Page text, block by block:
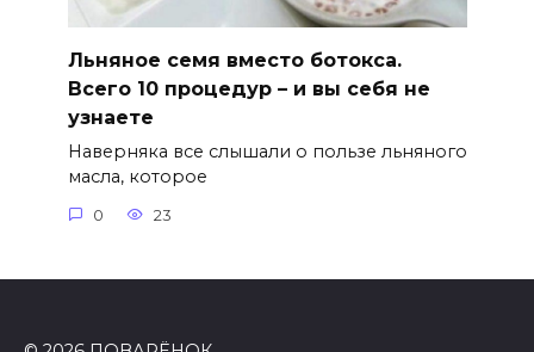
Льняное семя вместо ботокса.
Всего 10 процедур – и вы себя не
узнаете
Наверняка все слышали о пользе льняного
масла, которое
0 23